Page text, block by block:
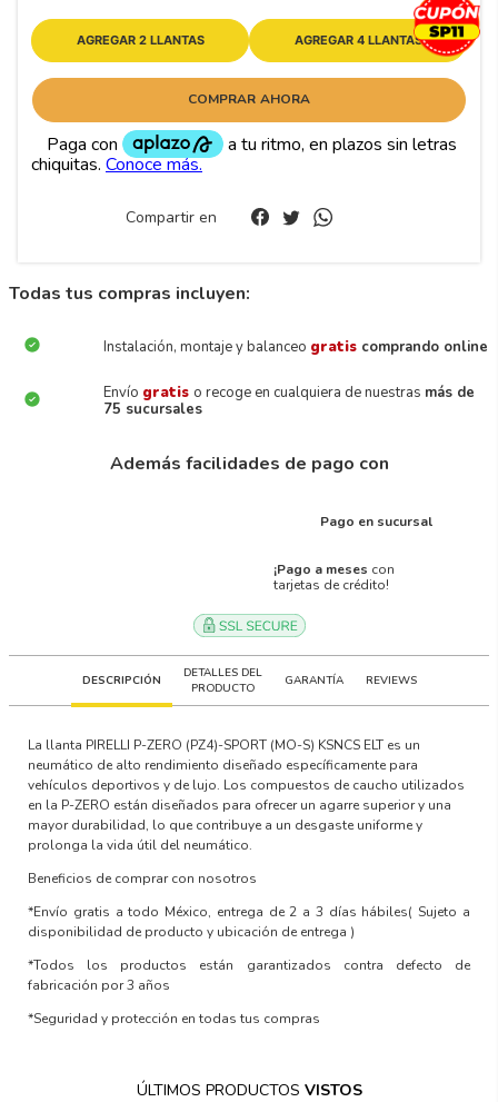
AGREGAR 2 LLANTAS AGREGAR 4 LLANTAS
COMPRAR AHORA
Compartir en
Todas tus compras incluyen:
Instalación, montaje y balanceo gratis comprando online
Envío gratis o recoge en cualquiera de nuestras más de
75 sucursales
Además facilidades de pago con
Pago en sucursal
¡Pago a meses con
tarjetas de crédito!
DESCRIPCIÓN
DETALLES DEL
PRODUCTO
GARANTÍA REVIEWS
La llanta PIRELLI P-ZERO (PZ4)-SPORT (MO-S) KSNCS ELT es un
neumático de alto rendimiento diseñado específicamente para
vehículos deportivos y de lujo. Los compuestos de caucho utilizados
en la P-ZERO están diseñados para ofrecer un agarre superior y una
mayor durabilidad, lo que contribuye a un desgaste uniforme y
prolonga la vida útil del neumático.
Beneficios de comprar con nosotros
*Envío gratis a todo México, entrega de 2 a 3 días hábiles( Sujeto a
disponibilidad de producto y ubicación de entrega )
*Todos los productos están garantizados contra defecto de
fabricación por 3 años
*Seguridad y protección en todas tus compras
ÚLTIMOS PRODUCTOS VISTOS